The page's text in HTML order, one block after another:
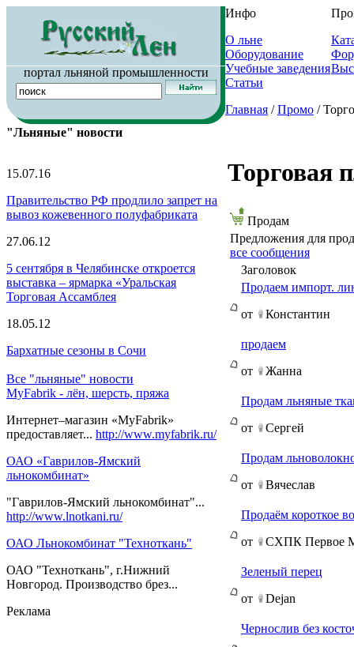
портал льняной промышленности
Инфо
О льне
Оборудование
Учебные заведения
Статьи
Главная /Промо /
"Льняные" новости
15.07.16
Правительство РФ продлило запрет на
вывоз кожевенного полуфабриката
27.06.12
5 сентября в Челябинске откроется
выставка – ярмарка «Уральская
Торговая Ассамблея
18.05.12
Бархатные сезоны в Сочи
Все "льняные" новости
MyFabrik - лён, шерсть, пряжа
Интернет–магазин «MyFabrik»
предоставляет... http://www.myfabrik.ru/
ОАО «Гаврилов-Ямский
льнокомбинат»
"Гаврилов-Ямский льнокомбинат"...
http://www.lnotkani.ru/
ОАО Льнокомбинат "Техноткань"
ОАО "Техноткань", г.Нижний
Новгород. Производство брез...
Реклама
Торговая
Продам
Предложения для
все сообщения
Заголовок
Продаем импорт.
от
Константин
продаем
от
Жанна
Продам льняные
от
Сергей
Продам
от
Вячеслав
Продаём короткое
от
СХПК Первое
Зеленый перец
от
Dejan
Чернослив без